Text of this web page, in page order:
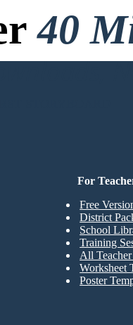
40
For
Free
District
School
Training
All
Worksheet
Poster